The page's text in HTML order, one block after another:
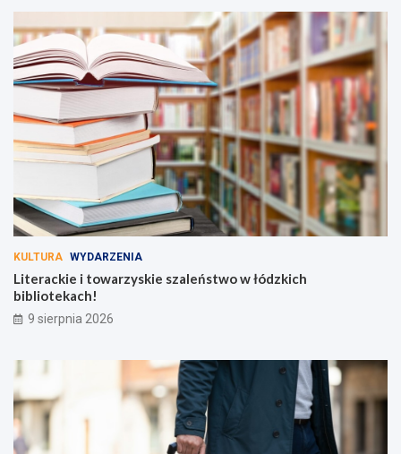
KULTURA WYDARZENIA
Literackie i towarzyskie szaleństwo w łódzkich
bibliotekach!
9 sierpnia 2026